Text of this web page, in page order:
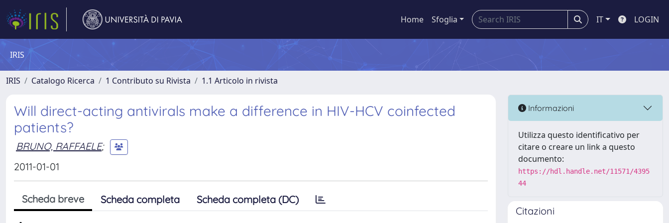
Home Sfoglia IT LOGIN
IRIS
IRIS Catalogo Ricerca 1 Contributo su Rivista 1.1 Articolo in rivista
Will direct-acting antivirals make a difference in HIV-HCV coinfected
patients?
BRUNO, RAFFAELE;
2011-01-01
Scheda breve Scheda completa Scheda completa (DC)
Informazioni
Utilizza questo identificativo per
citare o creare un link a questo
documento:
https://hdl.handle.net/11571/4395
44
Citazioni